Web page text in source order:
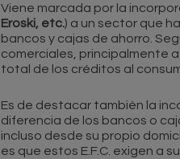
Viene marcada por la
Eroski, etc.) a un sector que
bancos y cajas de ahorro.
comerciales, principalmente
total de los créditos al
Es de destacar también la
diferencia de los bancos o
incluso desde su propio
es que estos E.F.C. exigen a